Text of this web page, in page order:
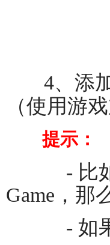
4、 添
（使用游
提示：
- 比如
Game，那
- 如果